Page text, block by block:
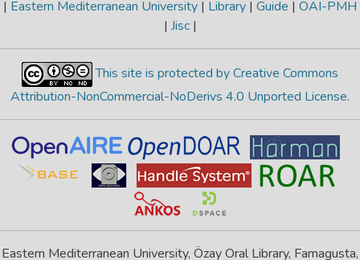
| Eastern Mediterranean University | Library | Guide | OAI-PMH
| Jisc |
This site is protected by Creative Commons
Attribution-NonCommercial-NoDerivs 4.0 Unported License.
Eastern Mediterranean University, Özay Oral Library, Famagusta,